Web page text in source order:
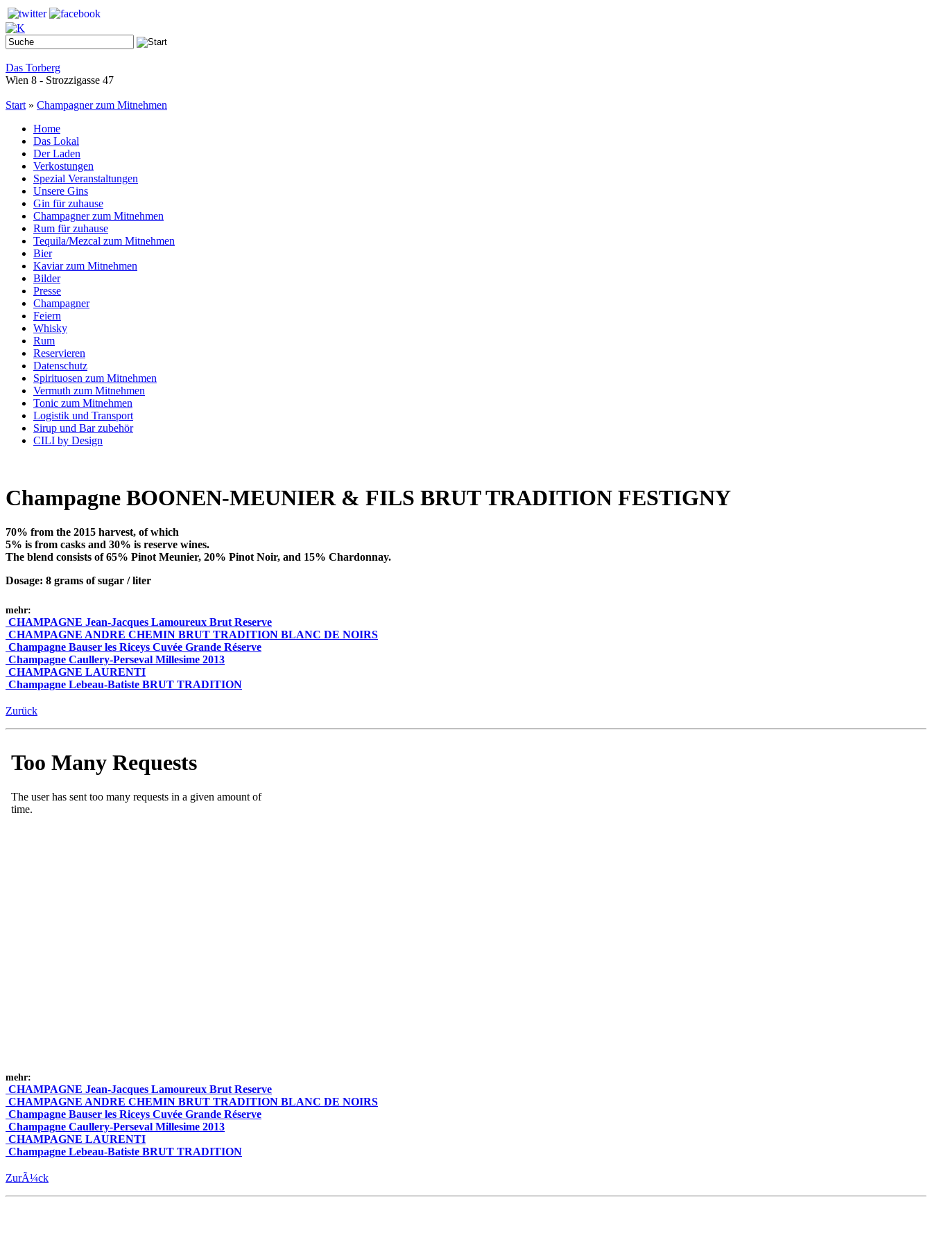
Das Torberg
Wien 8 - Strozzigasse 47
Start » Champagner zum Mitnehmen
Home
Das Lokal
Der Laden
Verkostungen
Spezial Veranstaltungen
Unsere Gins
Gin für zuhause
Champagner zum Mitnehmen
Rum für zuhause
Tequila/Mezcal zum Mitnehmen
Bier
Kaviar zum Mitnehmen
Bilder
Presse
Champagner
Feiern
Whisky
Rum
Reservieren
Datenschutz
Spirituosen zum Mitnehmen
Vermuth zum Mitnehmen
Tonic zum Mitnehmen
Logistik und Transport
Sirup und Bar zubehör
CILI by Design
Champagne BOONEN-MEUNIER & FILS BRUT TRADITION FESTIGNY
70% from the 2015 harvest, of which
5% is from casks and 30% is reserve wines.
The blend consists of 65% Pinot Meunier, 20% Pinot Noir, and 15% Chardonnay.
Dosage: 8 grams of sugar / liter
mehr:
CHAMPAGNE Jean-Jacques Lamoureux Brut Reserve
CHAMPAGNE ANDRE CHEMIN BRUT TRADITION BLANC DE NOIRS
Champagne Bauser les Riceys Cuvée Grande Réserve
Champagne Caullery-Perseval Millesime 2013
CHAMPAGNE LAURENTI
Champagne Lebeau-Batiste BRUT TRADITION
Zurück
mehr:
CHAMPAGNE Jean-Jacques Lamoureux Brut Reserve
CHAMPAGNE ANDRE CHEMIN BRUT TRADITION BLANC DE NOIRS
Champagne Bauser les Riceys Cuvée Grande Réserve
Champagne Caullery-Perseval Millesime 2013
CHAMPAGNE LAURENTI
Champagne Lebeau-Batiste BRUT TRADITION
ZurÃ¼ck